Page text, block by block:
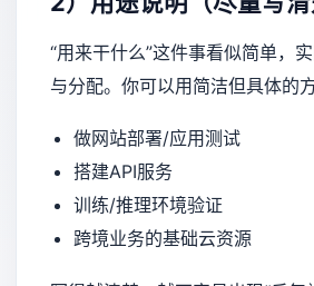
“用来干什么”这件事看似简单，
与分配。你可以用简洁但具体的
做网站部署/应用测试
搭建API服务
训练/推理环境验证
跨境业务的基础云资源